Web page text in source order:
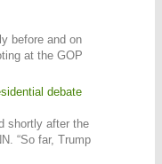
before and on
at the GOP
debate
shortly after the
“So far, Trump